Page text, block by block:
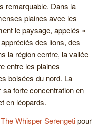
remarquable. Dans la
plaines avec les
le paysage, appelés «
des lions, des
la région centre, la vallée
entre les plaines
boisées du nord. La
forte concentration en
en léopards.
The Whisper Serengetipour